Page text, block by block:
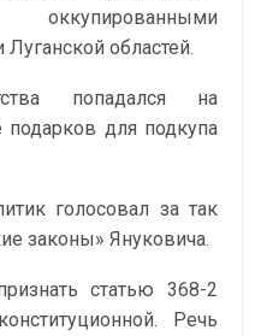
областей.
попадался на
подарков для подкупа
голосовал за так
законы» Януковича.
статью 368-2
Речь